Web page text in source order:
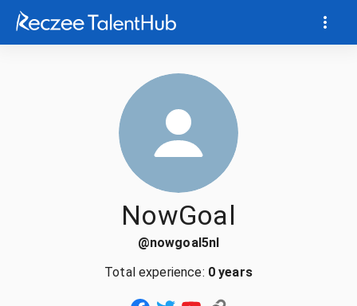
NowGoal
@nowgoal5nl
Total experience: 0 years